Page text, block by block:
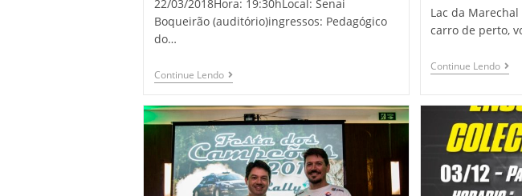
22/03/2018Hora: 19:30hLocal: Senai
Boqueirão (auditório)ingressos: Pedagógico
do…
Continue Lendo
Lac da
carro de perto,
Continue Lendo